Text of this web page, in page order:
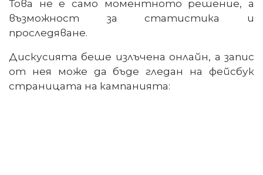
Това не е само моментното решение, а
възможност за статистика и
проследяване.
Дискусията беше излъчена онлайн, а запис
от нея може да бъде гледан на фейсбук
страницата на кампанията: